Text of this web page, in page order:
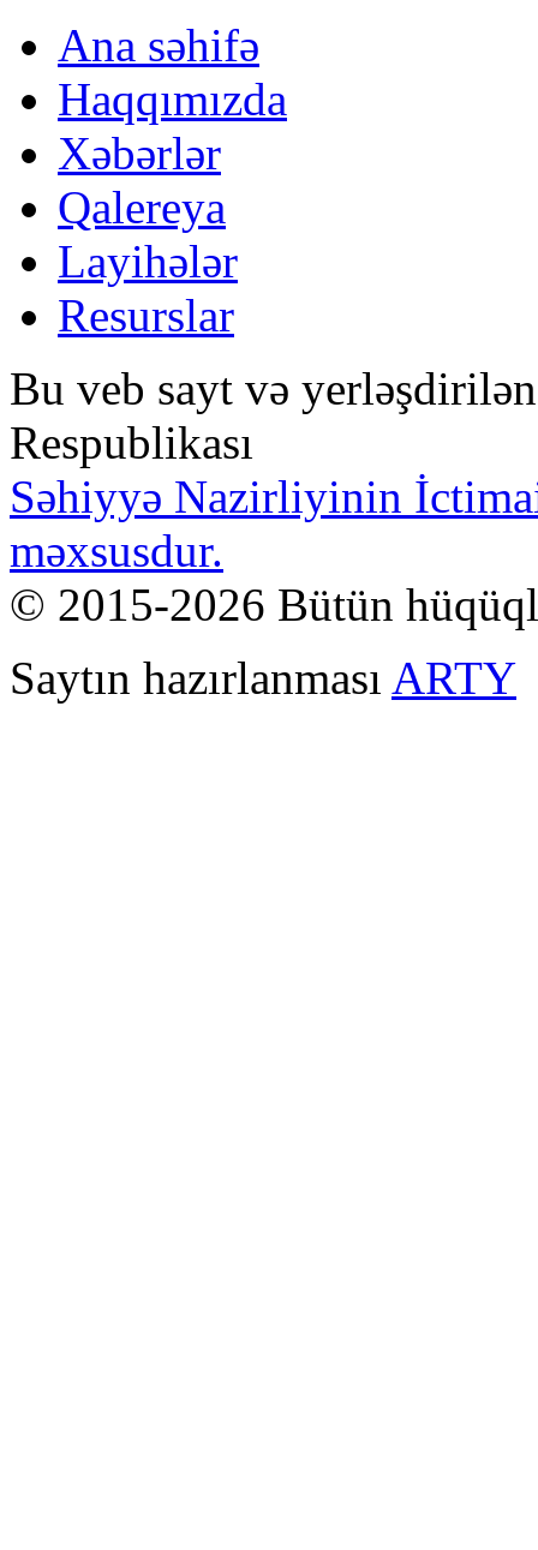
Ana səhifə
Haqqımızda
Xəbərlər
Qalereya
Layihələr
Resurslar
Bu veb sayt və
Respublikası
Səhiyyə Nazirliyinin
məxsusdur.
© 2015-2026 Bütün
Saytın hazırlanması ARTY